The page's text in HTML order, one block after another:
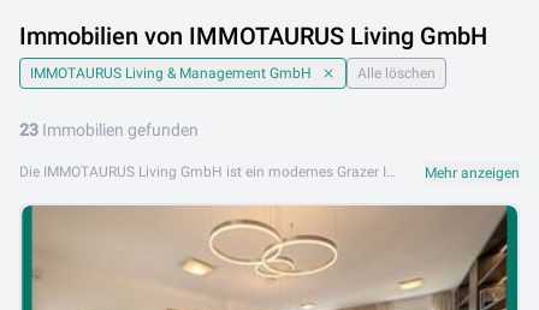
Immobilien von IMMOTAURUS Living GmbH
IMMOTAURUS Living & Management GmbH Alle löschen
23 Immobilien gefunden
Die IMMOTAURUS Living GmbH ist ein modernes Grazer Immobilienunternehmen mit Leidenschaft für hochwertiges Wohnen und professionelle Immobilienvermittlung. Mit einem dynamischen Team und tiefer Marktkenntnis begleitet IMMOTAURUS Living Kunden bei Kauf, Verkauf und Vermietung in Graz und der Steiermark. Das Portfolio der IMMOTAURUS Living GmbH umfasst Eigentumswohnungen, Penthousewohnungen, Mietwohnungen, Einfamilienhäuser sowie ausgewählte Anlage- und Gewerbeimmobilien. Qualität, Design und Kundenorientierung stehen im Mittelpunkt. IMMOTAURUS Living GmbH ist an folgenden Standorten aktiv: 8010 Graz. Entdecken Sie das hochwertige Immobilienangebot der IMMOTAURUS Living GmbH auf Lib.at und nehmen Sie noch heute Kontakt auf. Wir beraten Sie gerne persönlich bei der Suche nach Ihrer Wunschimmobilie in Graz! Mehr anzeigen